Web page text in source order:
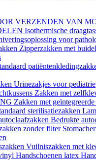
VERZENDEN VAN
Isothermische
voor
Zipperzakken met buidel
Urinezakjes voor pediatrie
Zakken met
Zakken met geïntegreerde
sterilisatiezakken
Bedrukte
zonder filter
Vuilniszakken met
Handschoenen latex